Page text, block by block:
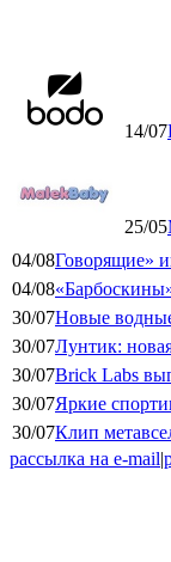
14/07
25/05
04/08Говорящие»
04/08
30/07Новые
30/07Лунтик:
30/07Brick Labs
30/07Яркие
30/07Клип
рассылка на e-mail|